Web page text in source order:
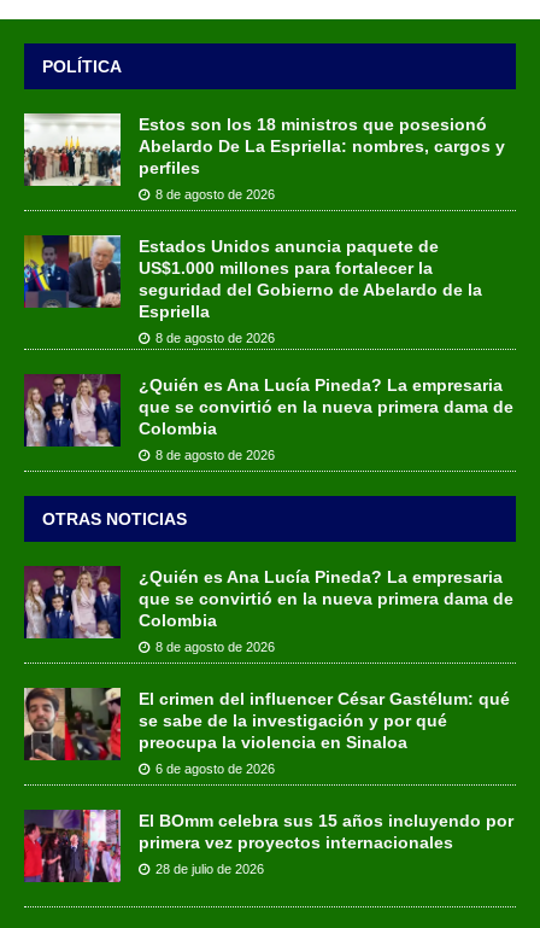
POLÍTICA
Estos son los 18 ministros que posesionó
Abelardo De La Espriella: nombres, cargos y
perfiles
8 de agosto de 2026
Estados Unidos anuncia paquete de
US$1.000 millones para fortalecer la
seguridad del Gobierno de Abelardo de la
Espriella
8 de agosto de 2026
¿Quién es Ana Lucía Pineda? La empresaria
que se convirtió en la nueva primera dama de
Colombia
8 de agosto de 2026
OTRAS NOTICIAS
¿Quién es Ana Lucía Pineda? La empresaria
que se convirtió en la nueva primera dama de
Colombia
8 de agosto de 2026
El crimen del influencer César Gastélum: qué
se sabe de la investigación y por qué
preocupa la violencia en Sinaloa
6 de agosto de 2026
El BOmm celebra sus 15 años incluyendo por
primera vez proyectos internacionales
28 de julio de 2026